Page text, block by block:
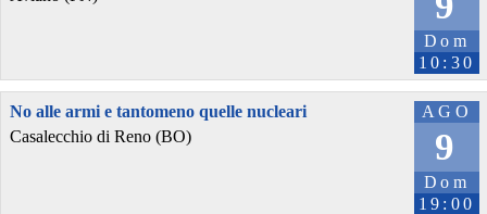
Dom
10:30
AGO
9
Dom
19:00
No alle armi e tantomeno quelle nucleari
Casalecchio di Reno (BO)